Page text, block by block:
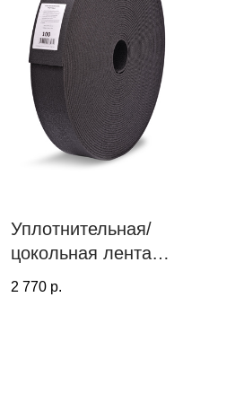
Уплотнительная/
цокольная лента
PROF TOOLS, 6
2 770 р.